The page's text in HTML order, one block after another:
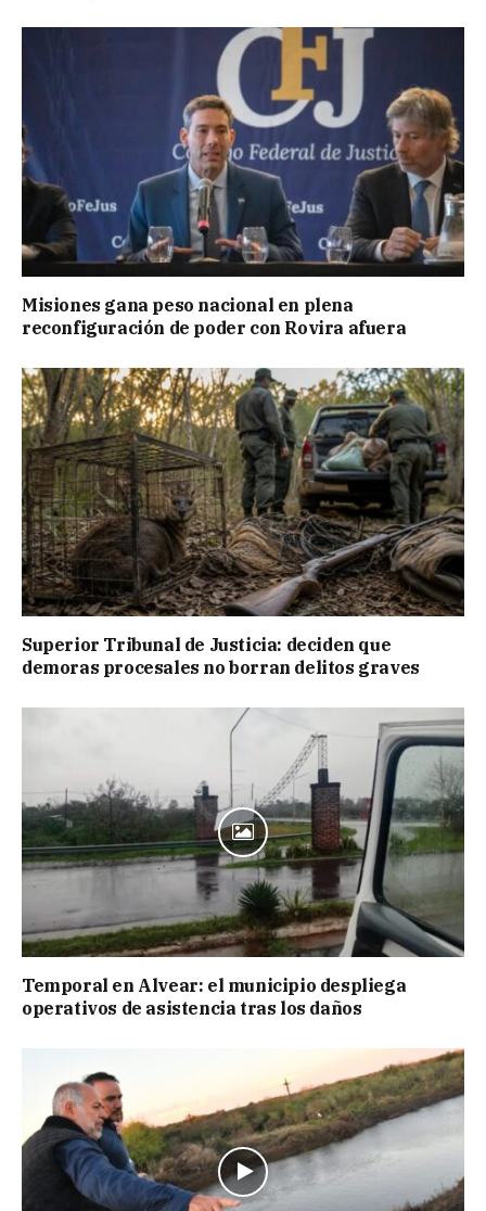
Misiones gana peso nacional en plena
reconfiguración de poder con Rovira afuera
Superior Tribunal de Justicia: deciden que
demoras procesales no borran delitos graves
Temporal en Alvear: el municipio despliega
operativos de asistencia tras los daños